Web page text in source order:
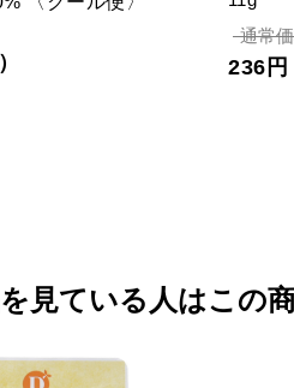
通常
236円
見ている人はこの